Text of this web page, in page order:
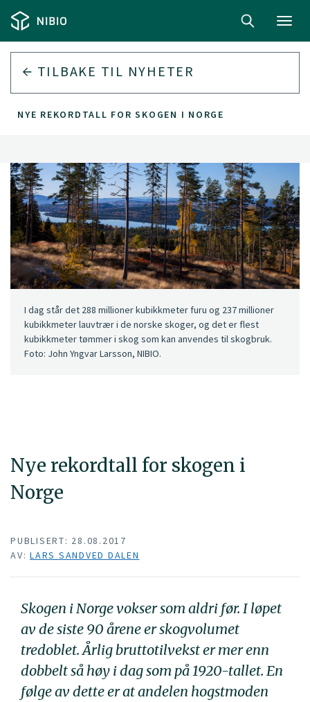
TILBAKE TIL NYHETER
NYE REKORDTALL FOR SKOGEN I NORGE
Nye rekordtall for skogen i
Norge
I dag står det 288 millioner kubikkmeter furu og 237 millioner
kubikkmeter lauvtrær i de norske skoger, og det er flest
kubikkmeter tømmer i skog som kan anvendes til skogbruk.
Foto: John Yngvar Larsson, NIBIO.
PUBLISERT: 28.08.2017
AV: LARS SANDVED DALEN
Skogen i Norge vokser som aldri før. I løpet
av de siste 90 årene er skogvolumet
tredoblet. Årlig bruttotilvekst er mer enn
dobbelt så høy i dag som på 1920-tallet. En
følge av dette er at andelen hogstmoden